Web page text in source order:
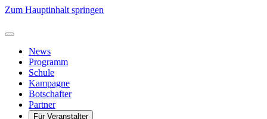
Zum Hauptinhalt springen
News
Programm
Schule
Kampagne
Botschafter
Partner
Für Veranstalter